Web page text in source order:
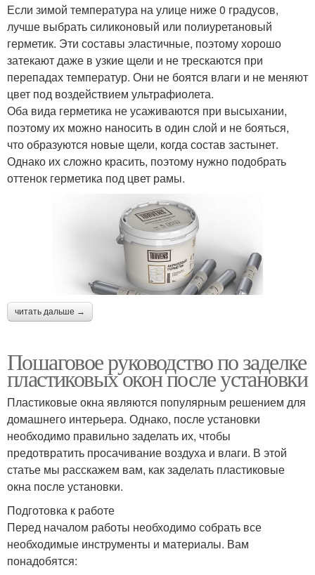
Если зимой температура на улице ниже 0 градусов,
лучше выбрать силиконовый или полиуретановый
герметик. Эти составы эластичные, поэтому хорошо
затекают даже в узкие щели и не трескаются при
перепадах температур. Они не боятся влаги и не меняют
цвет под воздействием ультрафиолета.
Оба вида герметика не усаживаются при высыхании,
поэтому их можно наносить в один слой и не бояться,
что образуются новые щели, когда состав застынет.
Однако их сложно красить, поэтому нужно подобрать
оттенок герметика под цвет рамы.
читать дальше →
Пошаговое руководство по заделке
пластиковых окон после установки
Пластиковые окна являются популярным решением для
домашнего интерьера. Однако, после установки
необходимо правильно заделать их, чтобы
предотвратить просачивание воздуха и влаги. В этой
статье мы расскажем вам, как заделать пластиковые
окна после установки.
Подготовка к работе
Перед началом работы необходимо собрать все
необходимые инструменты и материалы. Вам
понадобятся: